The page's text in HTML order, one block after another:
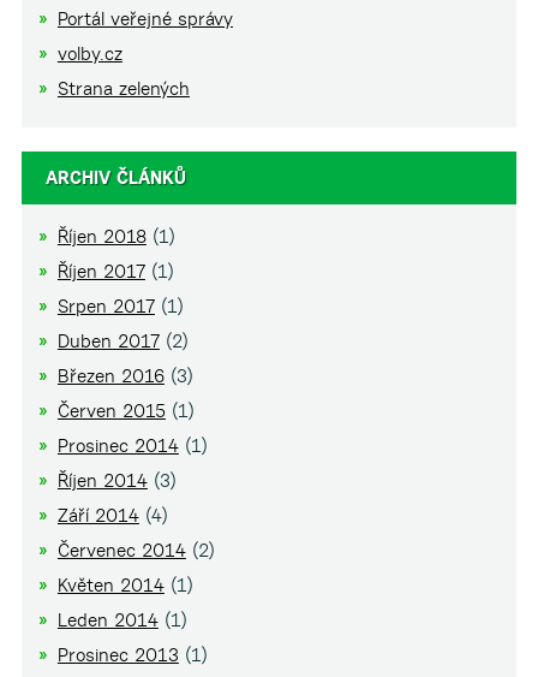
Portál veřejné správy
volby.cz
Strana zelených
ARCHIV ČLÁNKŮ
Říjen 2018(1)
Říjen 2017(1)
Srpen 2017(1)
Duben 2017(2)
Březen 2016(3)
Červen 2015(1)
Prosinec 2014(1)
Říjen 2014(3)
Září 2014(4)
Červenec 2014(2)
Květen 2014(1)
Leden 2014(1)
Prosinec 2013 (1)